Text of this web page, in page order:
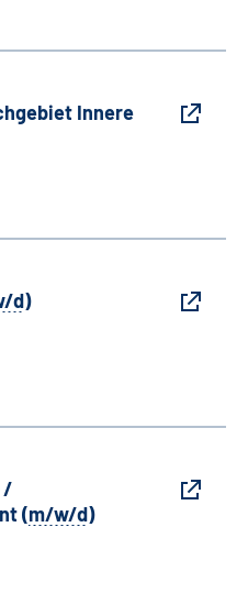
Innere
d)
/
(m/w/d)